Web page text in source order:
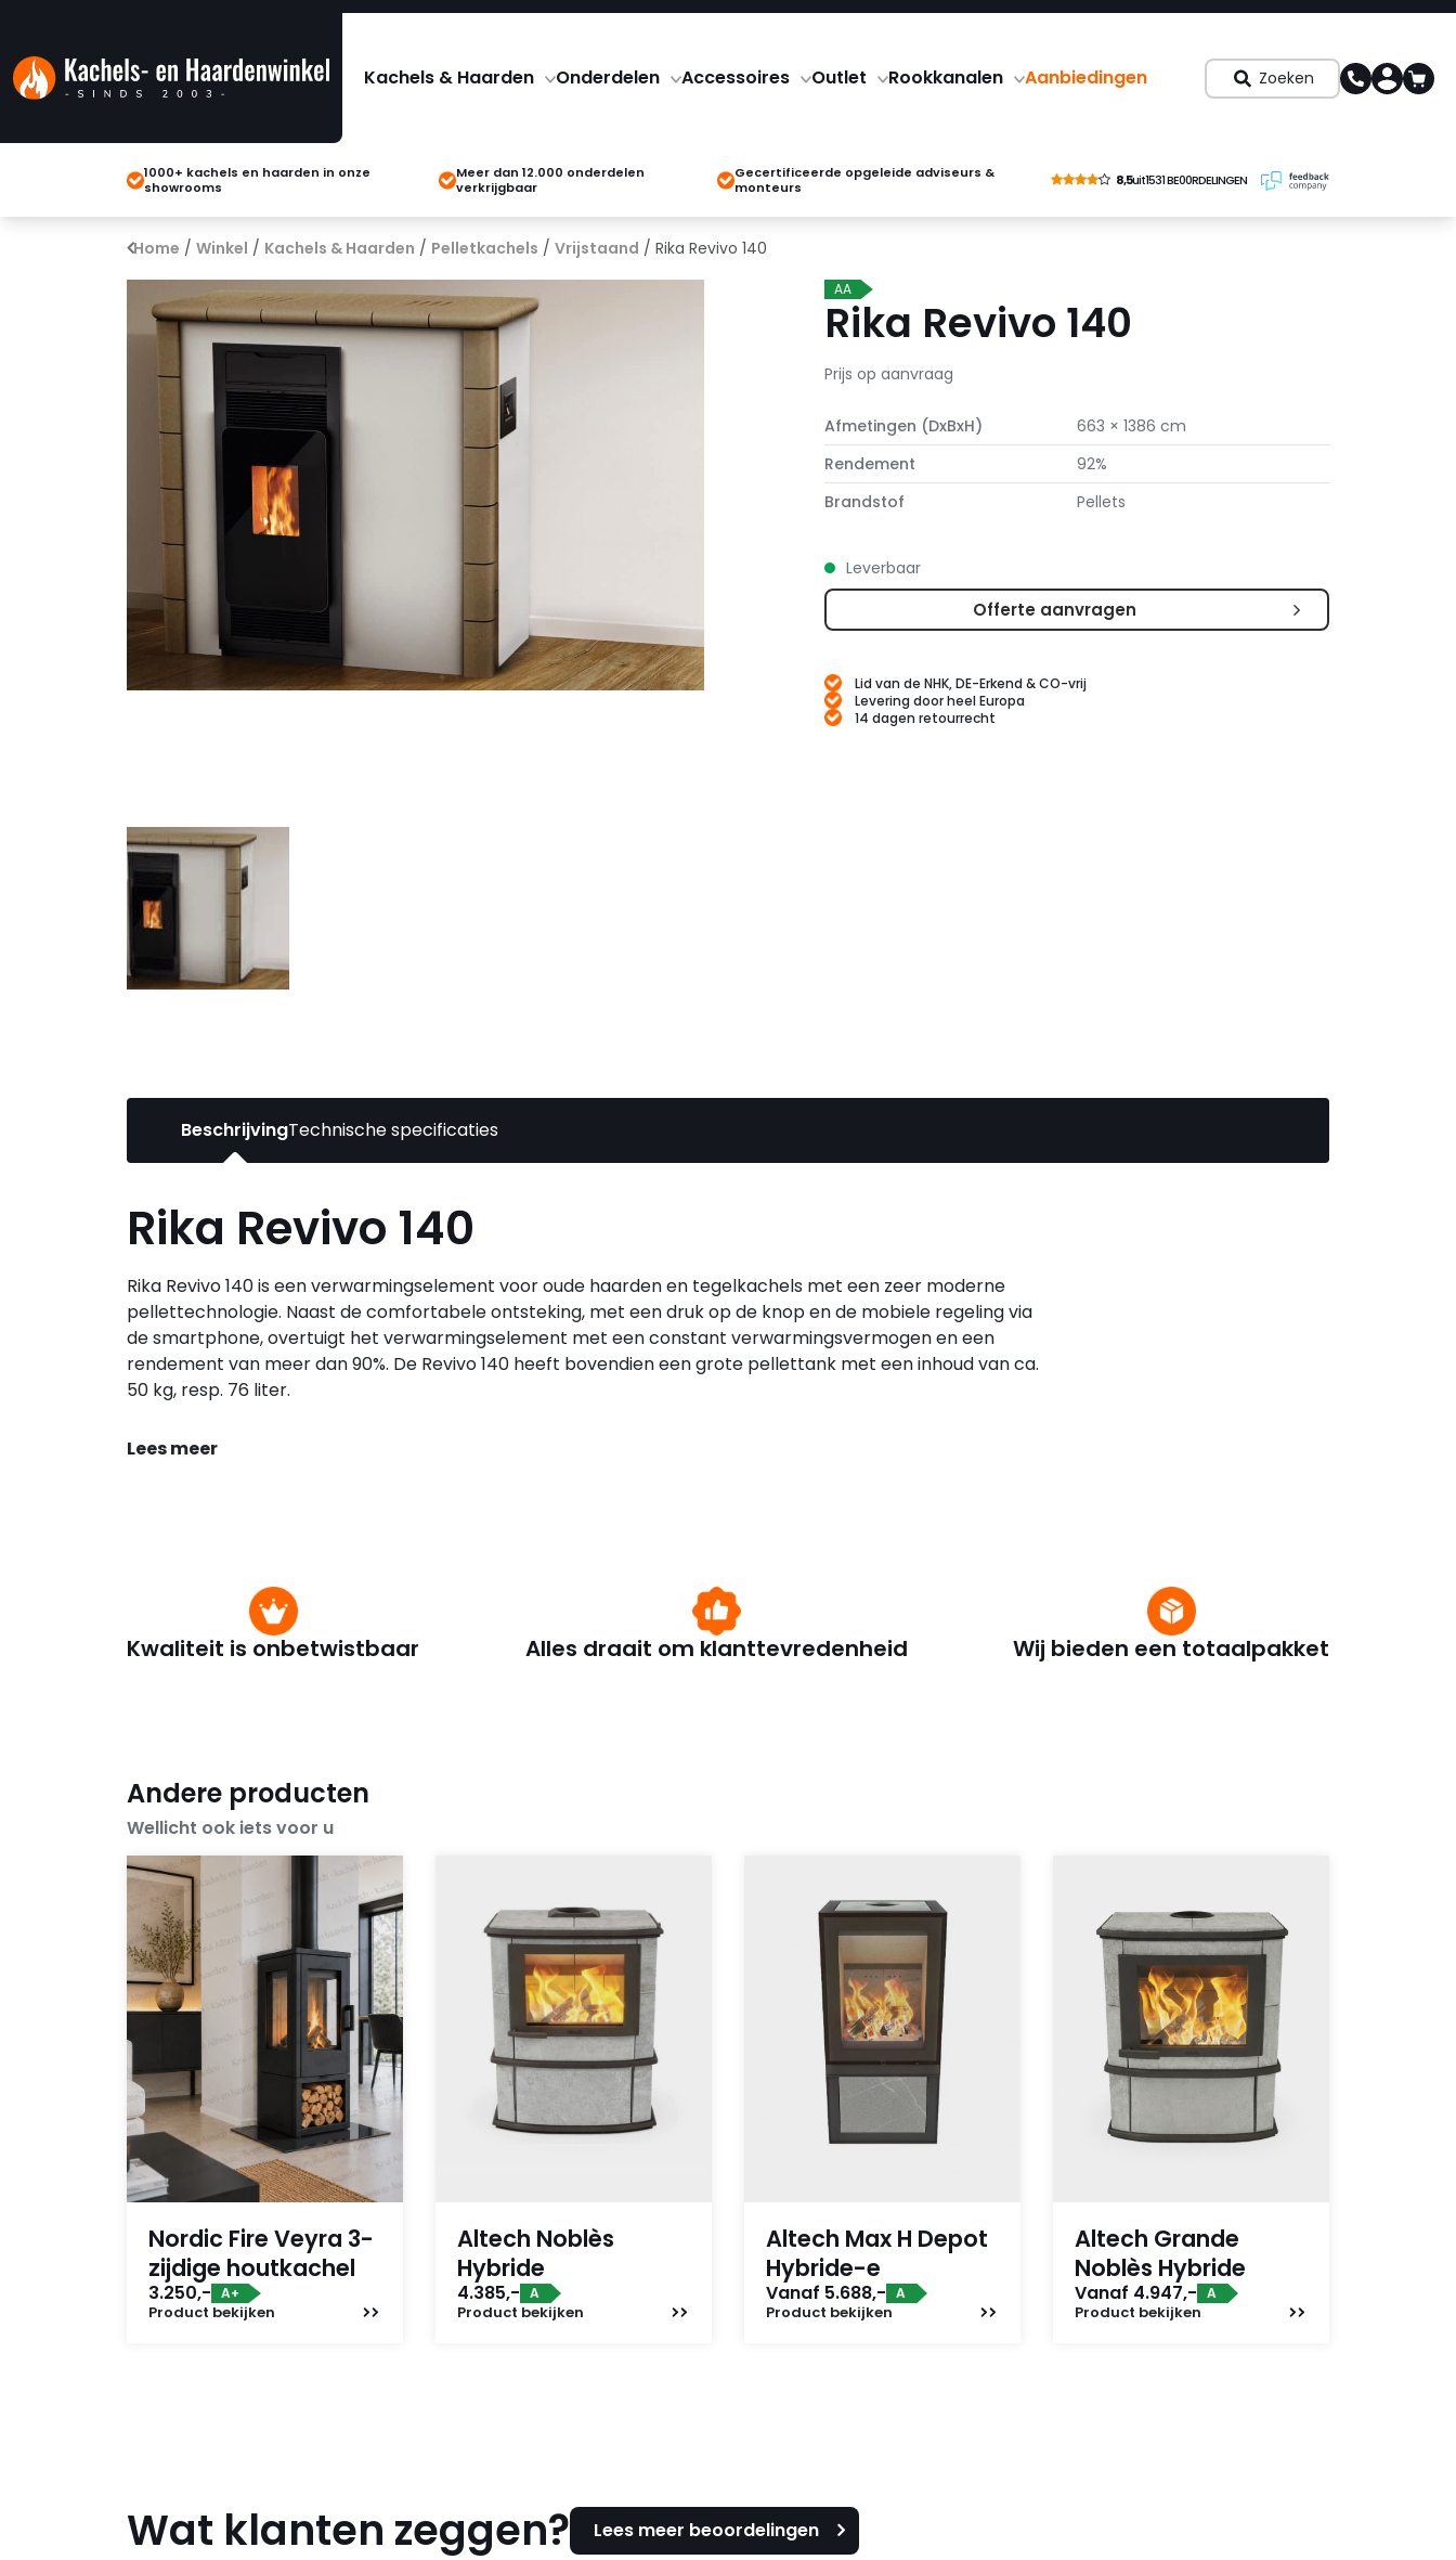
Kachels & Haarden Onderdelen Accessoires Outlet Rookkanalen Aanbiedingen Zoeken
1000+ kachels en haarden in onze
showrooms
Meer dan 12.000 onderdelen
verkrijgbaar
Gecertificeerde opgeleide adviseurs &
monteurs
8,5uit1531 BE00RDELINGEN
Home / Winkel / Kachels & Haarden / Pelletkachels / Vrijstaand / Rika Revivo 140
AA
Rika Revivo 140
Prijs op aanvraag
Afmetingen (DxBxH)
663 × 1386 cm
Rendement
92%
Brandstof
Pellets
Leverbaar
Offerte aanvragen
Lid van de NHK, DE-Erkend & CO-vrij
Levering door heel Europa
14 dagen retourrecht
BeschrijvingTechnische specificaties
Rika Revivo 140
Rika Revivo 140 is een verwarmingselement voor oude haarden en tegelkachels met een zeer moderne
pellettechnologie. Naast de comfortabele ontsteking, met een druk op de knop en de mobiele regeling via
de smartphone, overtuigt het verwarmingselement met een constant verwarmingsvermogen en een
rendement van meer dan 90%. De Revivo 140 heeft bovendien een grote pellettank met een inhoud van ca.
50 kg, resp. 76 liter.
Lees meer
Kwaliteit is onbetwistbaar Alles draait om klanttevredenheid Wij bieden een totaalpakket
Andere producten
Wellicht ook iets voor u
Nordic Fire Veyra 3-
zijdige houtkachel
3.250,- A+
Product bekijken
Altech Noblès
Hybride
4.385,- A
Product bekijken
Altech Max H Depot
Hybride-e
Vanaf 5.688,- A
Product bekijken
Altech Grande
Noblès Hybride
Vanaf 4.947,- A
Product bekijken
Wat klanten zeggen? Lees meer beoordelingen